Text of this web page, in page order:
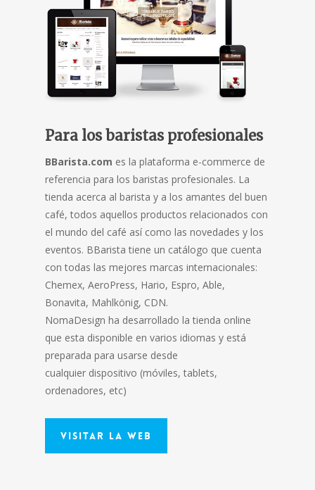
Para los baristas profesionales
BBarista.com es la plataforma e-commerce de
referencia para los baristas profesionales. La
tienda acerca al barista y a los amantes del buen
café, todos aquellos productos relacionados con
el mundo del café así como las novedades y los
eventos. BBarista tiene un catálogo que cuenta
con todas las mejores marcas internacionales:
Chemex, AeroPress, Hario, Espro, Able,
Bonavita, Mahlkönig, CDN.
NomaDesign ha desarrollado la tienda online
que esta disponible en varios idiomas y está
preparada para usarse desde
cualquier dispositivo (móviles, tablets,
ordenadores, etc)
Visitar la Web